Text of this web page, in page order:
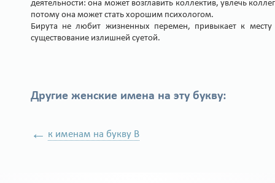
деятельности: она может возглавить коллектив, увлечь
потому она может стать хорошим психологом.
Бирута не любит жизненных перемен, привыкает к
существование излишней суетой.
Другие женские имена на эту букву:
← к именам на букву В